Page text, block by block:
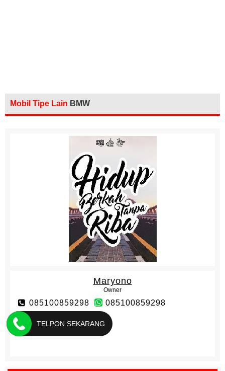
Mobil Tipe Lain BMW
Maryono
Owner
085100859298 085100859298
TELPON SEKARANG